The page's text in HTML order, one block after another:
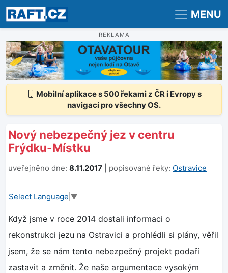
Registrace Přihlášení MENU
- REKLAMA -
Mobilní aplikace s 500 řekami z ČR i Evropy s
navigací pro všechny OS.
Nový nebezpečný jez v centru
Frýdku-Místku
uveřejněno dne: 8.11.2017 | popisované řeky: Ostravice
Select Language ▼
Když jsme v roce 2014 dostali informaci o
rekonstrukci jezu na Ostravici a prohlédli si plány, věřil
jsem, že se nám tento nebezpečný projekt podaří
zastavit a změnit. Že naše argumentace vysokým